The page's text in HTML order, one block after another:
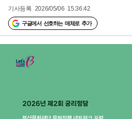
기사등록 2026/05/06 15:36:42
구글에서 선호하는 매체로 추가